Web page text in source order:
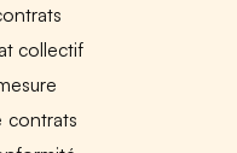
collectif
contrats